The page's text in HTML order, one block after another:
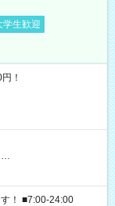
学生歓迎
！
…
！ ■7:00-24:00